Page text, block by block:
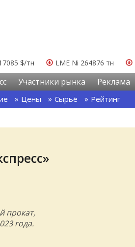
$/тн LME Ni 264876 тн
Участники рынка Реклама
Цены Сырьё Рейтинг
прокат,
года.